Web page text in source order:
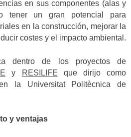
en sus componentes (alas y
tener un gran potencial para
en la construcción, mejorar la
costes y el impacto ambiental.
dentro de los proyectos de
y RESILIFE que dirijo como
la Universitat Politècnica de
y ventajas